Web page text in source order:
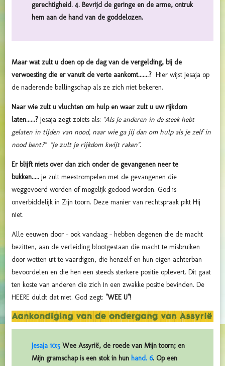
gerechtigheid. 4. Bevrijd de geringe en de arme, ontruk
hem aan de hand van de goddelozen.
Maar wat zult u doen op de dag van de vergelding, bij de
verwoesting die er vanuit de verte aankomt.......? Hier wijst Jesaja op
de naderende ballingschap als ze zich niet bekeren.
Naar wie zult u vluchten om hulp en waar zult u uw rijkdom
laten......? Jesaja zegt zoiets als: "Als je anderen in de steek hebt
gelaten in tijden van nood, naar wie ga jij dan om hulp als je zelf in
nood bent?" "Je zult je rijkdom kwijt raken".
Er blijft niets over dan zich onder de gevangenen neer te
bukken..... je zult meestrompelen met de gevangenen die
weggevoerd worden of mogelijk gedood worden. God is
onverbiddelijk in Zijn toorn. Deze manier van rechtspraak pikt Hij
niet.
Alle eeuwen door - ook vandaag - hebben degenen die de macht
bezitten, aan de verleiding blootgestaan die macht te misbruiken
door wetten uit te vaardigen, die henzelf en hun eigen achterban
bevoordelen en die hen een steeds sterkere positie oplevert. Dit gaat
ten koste van anderen die zich in een zwakke positie bevinden. De
HEERE duldt dat niet. God zegt: "WEE U"!
Jesaja 10:5 Wee Assyrië, de roede van Mijn toorn; en
Mijn gramschap is een stok in hun hand. 6. Op een